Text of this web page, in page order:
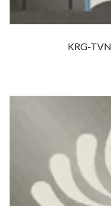
KRG-